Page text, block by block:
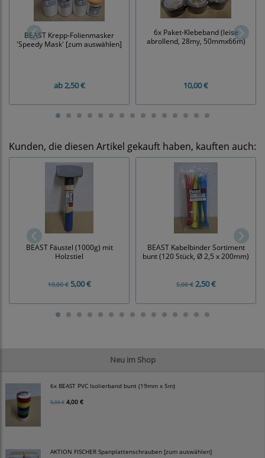
Neu im Shop
6x BEAST PVC Isolierband bunt (19mm x 5m)
5,00 € 4,00 €
AKTION FISCHER Spanplattenschrauben [zum auswählen]
BEAST Krepp-Folienmasker
'Speedy Mask' [zum auswählen]
ab2,50 €
6x Paket-Klebeband (leise
abrollend, 28my, 50mmx66m)
10,00 €
Kunden, die diesen Artikel gekauft haben, kauften auch:
BEAST Fäustel (1000g) mit
Holzstiel
10,00 €5,00 €
BEAST Kabelbinder Sortiment
bunt (120 Stück, Ø 2,5 x 200mm)
5,00 €2,50 €